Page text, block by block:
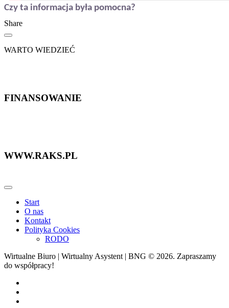
Czy ta informacja była pomocna?
Share
WARTO WIEDZIEĆ
FINANSOWANIE
WWW.RAKS.PL
Start
O nas
Kontakt
Polityka Cookies
RODO
Wirtualne Biuro | Wirtualny Asystent | BNG © 2026. Zapraszamy
do współpracy!